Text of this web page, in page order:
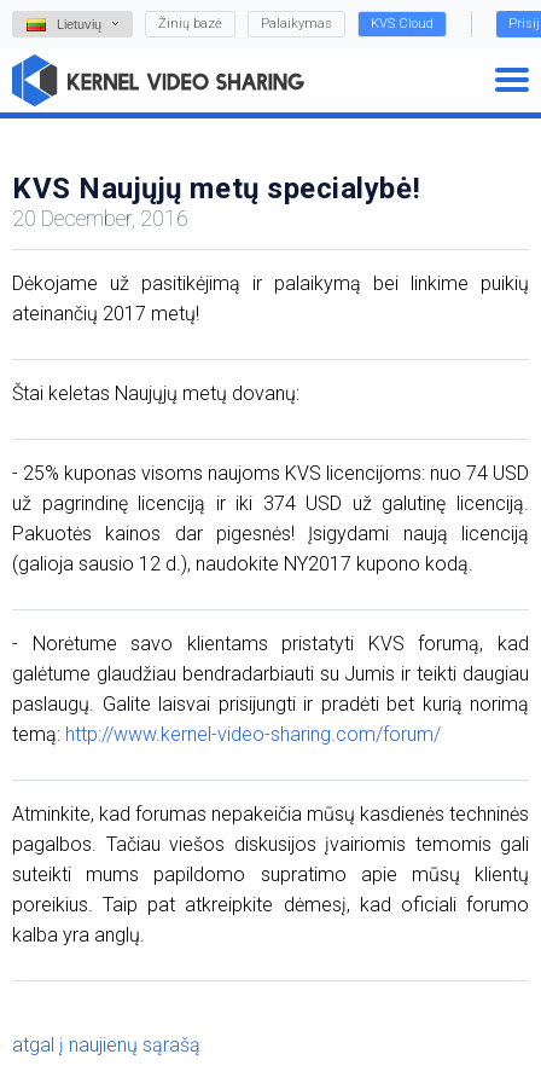
Lietuvių Žinių bazė Palaikymas KVS Cloud
KVS Naujųjų metų specialybė!
20 December, 2016
Dėkojame už pasitikėjimą ir palaikymą bei linkime puikių
ateinančių 2017 metų!
Štai keletas Naujųjų metų dovanų:
- 25% kuponas visoms naujoms KVS licencijoms: nuo 74 USD
už pagrindinę licenciją ir iki 374 USD už galutinę licenciją.
Pakuotės kainos dar pigesnės! Įsigydami naują licenciją
(galioja sausio 12 d.), naudokite NY2017 kupono kodą.
- Norėtume savo klientams pristatyti KVS forumą, kad
galėtume glaudžiau bendradarbiauti su Jumis ir teikti daugiau
paslaugų. Galite laisvai prisijungti ir pradėti bet kurią norimą
temą: http://www.kernel-video-sharing.com/forum/
Atminkite, kad forumas nepakeičia mūsų kasdienės techninės
pagalbos. Tačiau viešos diskusijos įvairiomis temomis gali
suteikti mums papildomo supratimo apie mūsų klientų
poreikius. Taip pat atkreipkite dėmesį, kad oficiali forumo
kalba yra anglų.
atgal į naujienų sąrašą